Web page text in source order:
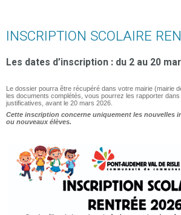
INSCRIPTION SCOLAIRE
Les dates d’inscription : du 2 au 20
Le dossier pourra être récupéré dans votre mairie (mairie
les documents complétés, vous pourrez les rapporter
justificatives, avant le 20 mars 2026.
Cette inscription concerne uniquement les nouvelles
ou nouveaux élèves.